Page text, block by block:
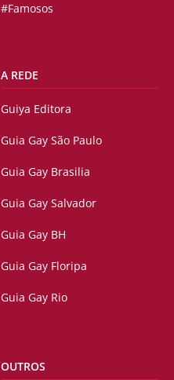
#Famosos
A REDE
Guiya Editora
Guia Gay São Paulo
Guia Gay Brasilia
Guia Gay Salvador
Guia Gay BH
Guia Gay Floripa
Guia Gay Rio
OUTROS